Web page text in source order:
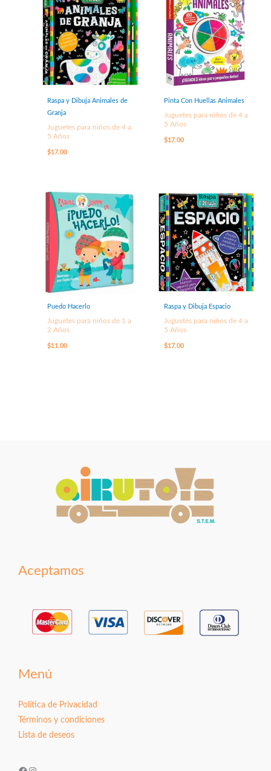
Raspa y Dibuja Animales de
Granja
Juguetes para niños de 4 a
5 Años
$17.00
Pinta Con Huellas Animales
Juguetes para niños de 4 a
5 Años
$17.00
Puedo Hacerlo
Juguetes para niños de 1 a
2 Años
$11.00
Raspa y Dibuja Espacio
Juguetes para niños de 4 a
5 Años
$17.00
Aceptamos
Menú
Política de Privacidad
Términos y condiciones
Lista de deseos